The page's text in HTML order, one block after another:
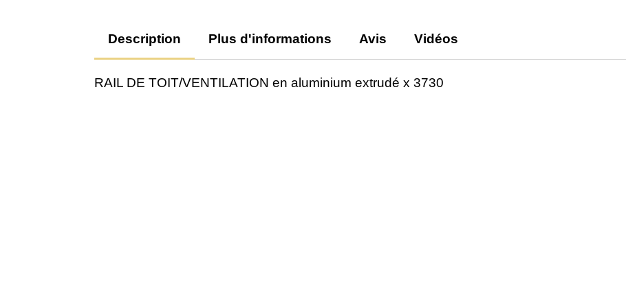
Description Plus d'informations Avis Vidéos
RAIL DE TOIT/VENTILATION en aluminium extrudé x 3730